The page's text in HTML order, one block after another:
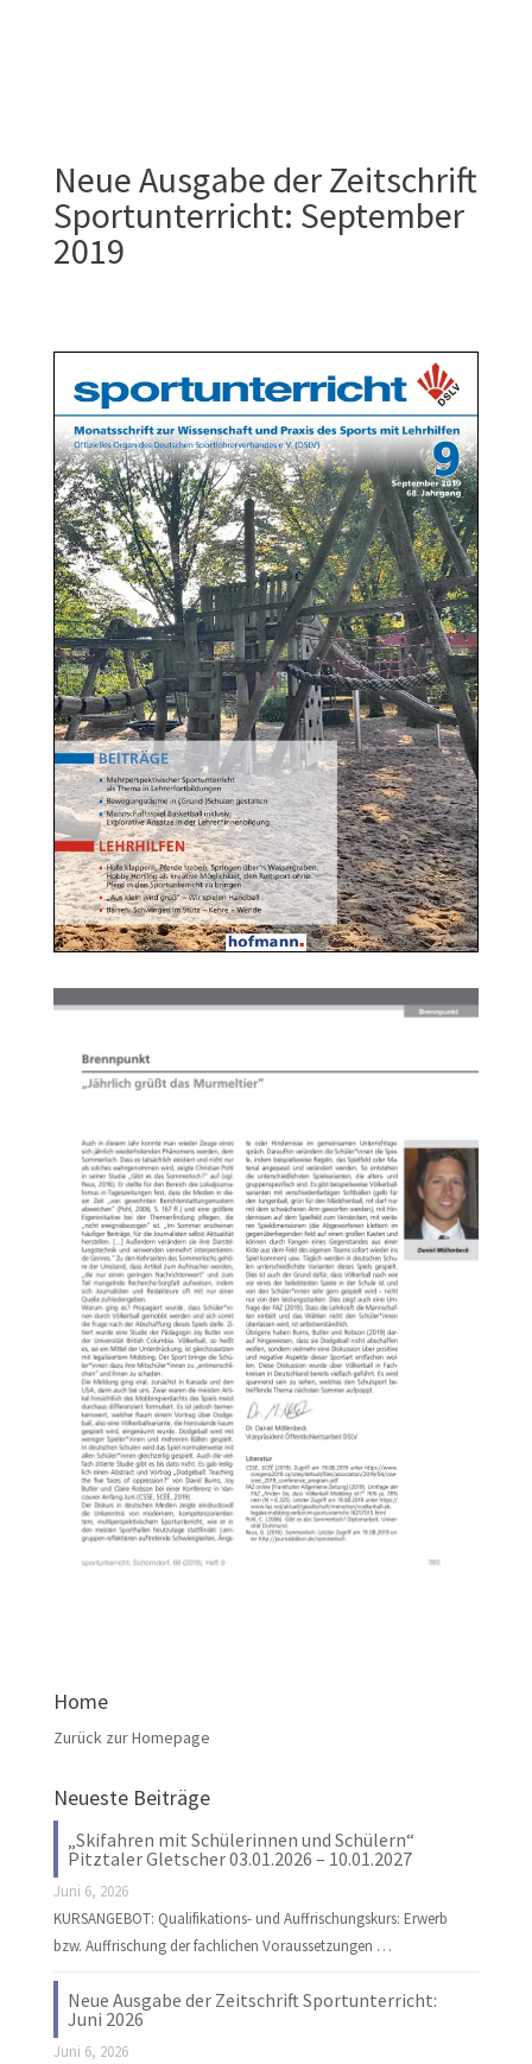
Neue Ausgabe der Zeitschrift
Sportunterricht: September
2019
Home
Zurück zur Homepage
Neueste Beiträge
„Skifahren mit Schülerinnen und Schülern“
Pitztaler Gletscher 03.01.2026 – 10.01.2027
Juni 6, 2026
KURSANGEBOT: Qualifikations- und Auffrischungskurs: Erwerb
bzw. Auffrischung der fachlichen Voraussetzungen …
Neue Ausgabe der Zeitschrift Sportunterricht:
Juni 2026
Juni 6, 2026